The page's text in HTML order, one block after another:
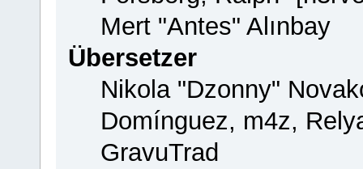
Mert "Antes" Alınbay
Übersetzer
Nikola "Dzonny"
Domínguez, m4z,
GravuTrad